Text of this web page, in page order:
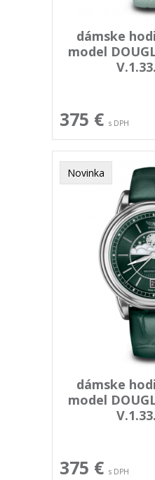
dámske
model
375 € s DPH
Novinka
dámske
model
375 € s DPH